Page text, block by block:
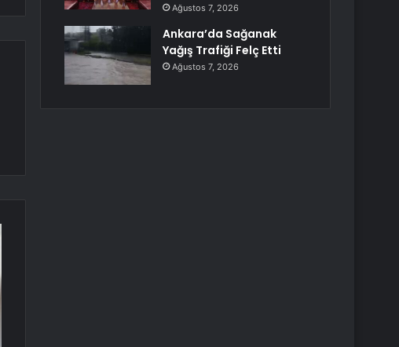
Ağustos 7, 2026
Ankara’da Sağanak
Yağış Trafiği Felç Etti
Ağustos 7, 2026